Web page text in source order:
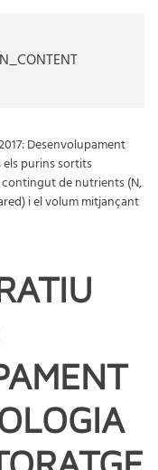
Desenvolupament
purins sortits
de nutrients (N,
i el volum mitjançant